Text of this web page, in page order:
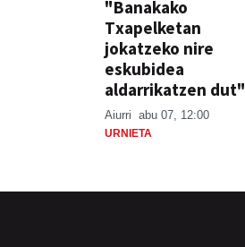
"Banakako
Txapelketan
jokatzeko nire
eskubidea
aldarrikatzen dut"
Aiurri abu 07, 12:00
URNIETA